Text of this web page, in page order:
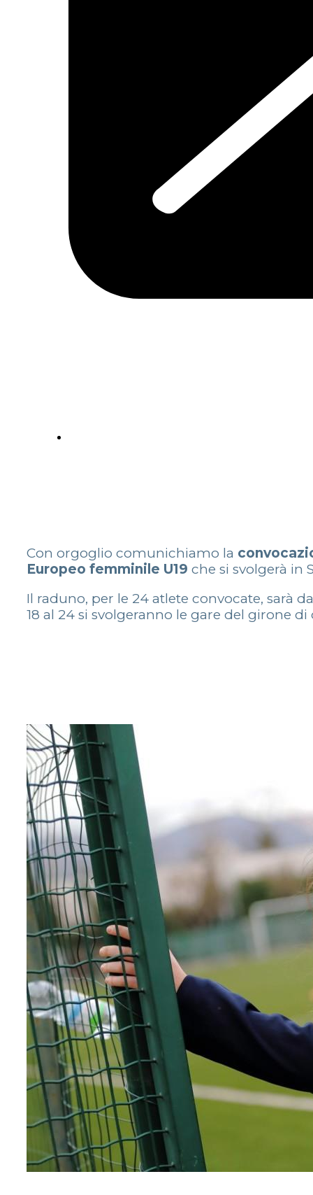
Con orgoglio comunichiamo la
Europeo femminile U19 che si svolgerà in
Il raduno, per le 24 atlete convocate, sarà
18 al 24 si svolgeranno le gare del girone